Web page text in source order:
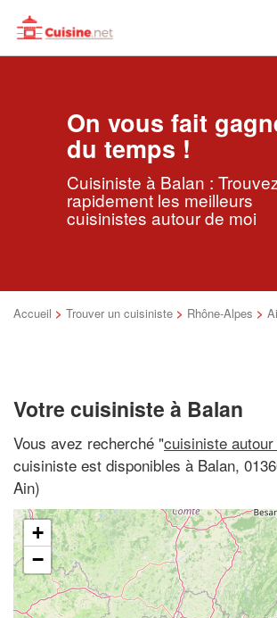
On vous fait
du temps !
Cuisiniste à Balan :
rapidement les meilleurs
cuisinistes autour de moi
Accueil > Trouver un cuisiniste > Rhône-Alpes >
Votre cuisiniste à Balan
Vous avez recherché "cuisiniste
cuisiniste est disponibles à Balan,
Ain)
+
−